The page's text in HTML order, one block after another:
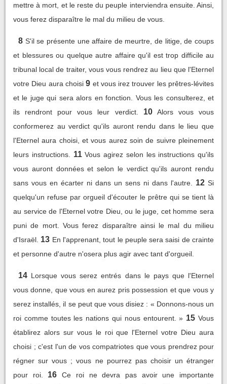
mettre à mort, et le reste du peuple interviendra ensuite. Ainsi,
vous ferez disparaître le mal du milieu de vous.
8 S'il se présente une affaire de meurtre, de litige, de coups
et blessures ou quelque autre affaire qu'il est trop difficile au
tribunal local de traiter, vous vous rendrez au lieu que l'Eternel
votre Dieu aura choisi 9 et vous irez trouver les prêtres-lévites
et le juge qui sera alors en fonction. Vous les consulterez, et
ils rendront pour vous leur verdict.
10 Alors vous vous
conformerez au verdict qu'ils auront rendu dans le lieu que
l'Eternel aura choisi, et vous aurez soin de suivre pleinement
leurs instructions.
11 Vous agirez selon les instructions qu'ils
vous auront données et selon le verdict qu'ils auront rendu
sans vous en écarter ni dans un sens ni dans l'autre.
12 Si
quelqu'un refuse par orgueil d'écouter le prêtre qui se tient là
au service de l'Eternel votre Dieu, ou le juge, cet homme sera
puni de mort. Vous ferez disparaître ainsi le mal du milieu
d'Israël. 13 En l'apprenant, tout le peuple sera saisi de crainte
et personne d'autre n'osera plus agir avec tant d'orgueil.
14 Lorsque vous serez entrés dans le pays que l'Eternel
vous donne, que vous en aurez pris possession et que vous y
serez installés, il se peut que vous disiez : « Donnons-nous un
roi comme toutes les nations qui nous entourent. » 15 Vous
établirez alors sur vous le roi que l'Eternel votre Dieu aura
choisi ; c'est l'un de vos compatriotes que vous prendrez pour
régner sur vous ; vous ne pourrez pas choisir un étranger
pour roi.
16
Ce roi ne devra pas avoir une importante